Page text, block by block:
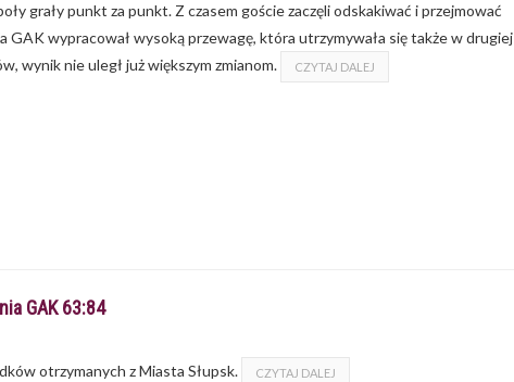
grały punkt za punkt. Z czasem goście zaczęli odskakiwać i przejmować
GAK wypracował wysoką przewagę, która utrzymywała się także w drugiej
wynik nie uległ już większym zmianom.
CZYTAJ DALEJ
GAK 63:84
otrzymanych z Miasta Słupsk. CZYTAJ DALEJ